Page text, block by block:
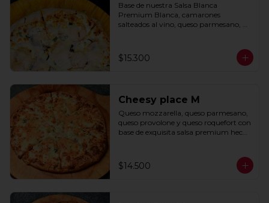
Base de nuestra Salsa Blanca
Premium Blanca, camarones
salteados al vino, queso parmesano,
$15.300
Cheesy place M
Queso mozzarella, queso parmesano,
queso provolone y queso roquefort con
base de exquisita salsa premium hecha
$14.500